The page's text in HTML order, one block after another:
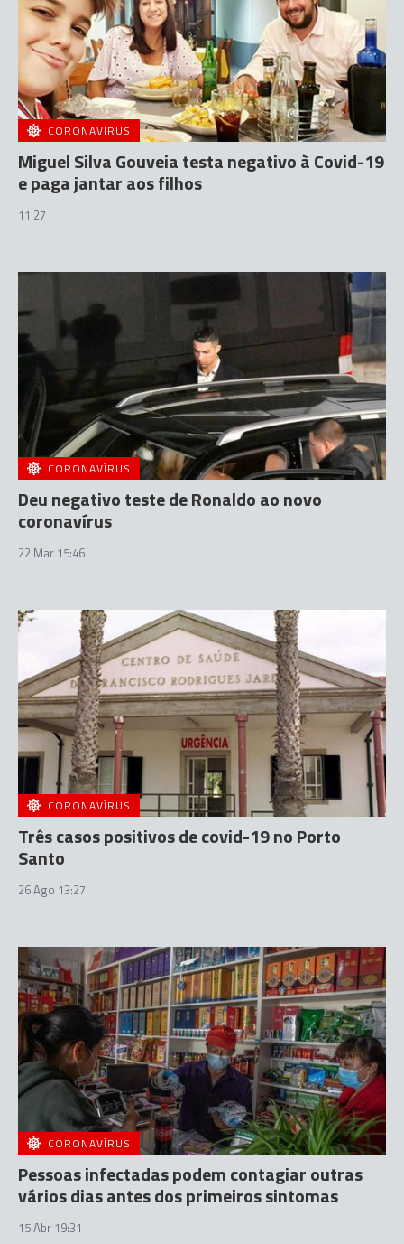
CORONAVÍRUS
Miguel Silva Gouveia testa negativo à Covid-19
e paga jantar aos filhos
11:27
CORONAVÍRUS
Deu negativo teste de Ronaldo ao novo
coronavírus
22 Mar 15:46
CORONAVÍRUS
Três casos positivos de covid-19 no Porto
Santo
26 Ago 13:27
CORONAVÍRUS
Pessoas infectadas podem contagiar outras
vários dias antes dos primeiros sintomas
15 Abr 19:31